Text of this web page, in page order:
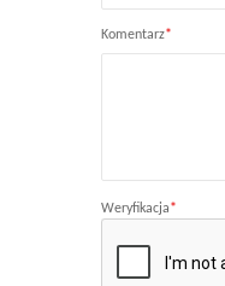
Komentarz*
Weryfikacja*